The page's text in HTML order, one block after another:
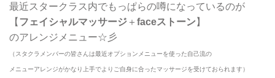
最近スタークラス内でもっぱらの噂になっているのが
【 フェイシャルマッサージ ＋ faceストーン 】
のアレンジメニュー☆彡
（スタクラメンバーの皆さんは最近オプションメニューを使った自己流の
メニューアレンジがかなり上手でよりご自身に合ったマッサージを受けておられます）